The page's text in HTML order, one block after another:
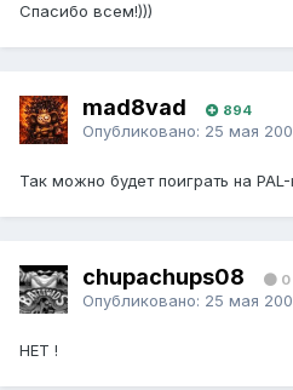
Спасибо всем!)))
mad8vad 894
Опубликовано: 25 мая
Так можно будет поиграть на
chupachups08 0
Опубликовано: 25 мая
НЕТ !